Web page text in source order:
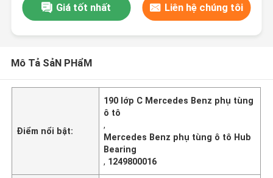
Giá tốt nhất Liên hệ chúng tôi
Mô Tả SảN PHẩM
Điểm nổi bật:
190 lớp C Mercedes Benz phụ tùng
ô tô
,
Mercedes Benz phụ tùng ô tô Hub
Bearing
, 1249800016